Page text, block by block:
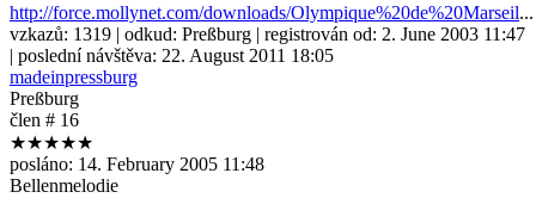
http://force.mollynet.com/downloads/Olympique%20de%20Marseil...
vzkazů: 1319 | odkud: Preßburg | registrován od: 2. June 2003 11:47
| poslední návštěva: 22. August 2011 18:05
madeinpressburg
Preßburg
člen # 16
★★★★★
posláno: 14. February 2005 11:48
Bellenmelodie